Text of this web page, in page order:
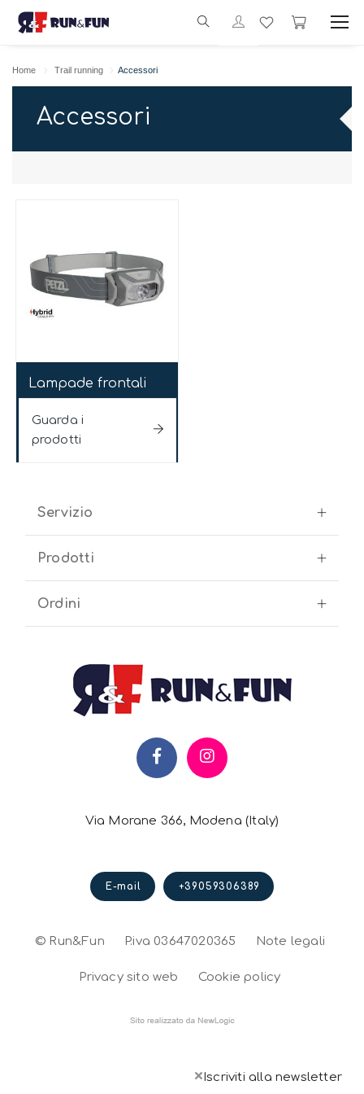
Home Trail running Accessori
Accessori
Lampade frontali
Guarda i
prodotti
Servizio
Prodotti
Ordini
Via Morane 366, Modena (Italy)
E-mail +39059306389
© Run&Fun P.iva 03647020365 Note legali
Privacy sito web Cookie policy
×Iscriviti alla newsletter